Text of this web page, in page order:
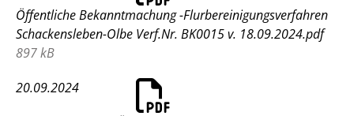
Öffentliche Bekanntmachung -Flurbereinigungsverfahren
Schackensleben-Olbe Verf.Nr. BK0015 v. 18.09.2024.pdf
897 kB
20.09.2024